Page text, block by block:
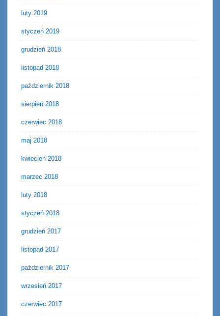
luty 2019
styczeń 2019
grudzień 2018
listopad 2018
październik 2018
sierpień 2018
czerwiec 2018
maj 2018
kwiecień 2018
marzec 2018
luty 2018
styczeń 2018
grudzień 2017
listopad 2017
październik 2017
wrzesień 2017
czerwiec 2017